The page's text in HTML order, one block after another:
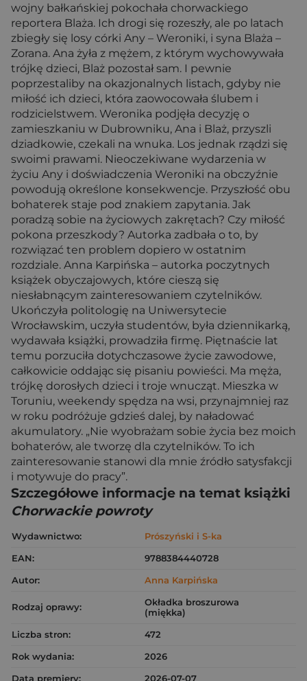
wojny bałkańskiej pokochała chorwackiego
reportera Blaża. Ich drogi się rozeszły, ale po latach
zbiegły się losy córki Any – Weroniki, i syna Blaża –
Zorana. Ana żyła z mężem, z którym wychowywała
trójkę dzieci, Blaż pozostał sam. I pewnie
poprzestaliby na okazjonalnych listach, gdyby nie
miłość ich dzieci, która zaowocowała ślubem i
rodzicielstwem. Weronika podjęła decyzję o
zamieszkaniu w Dubrowniku, Ana i Blaż, przyszli
dziadkowie, czekali na wnuka. Los jednak rządzi się
swoimi prawami. Nieoczekiwane wydarzenia w
życiu Any i doświadczenia Weroniki na obczyźnie
powodują określone konsekwencje. Przyszłość obu
bohaterek staje pod znakiem zapytania. Jak
poradzą sobie na życiowych zakrętach? Czy miłość
pokona przeszkody? Autorka zadbała o to, by
rozwiązać ten problem dopiero w ostatnim
rozdziale. Anna Karpińska – autorka poczytnych
książek obyczajowych, które cieszą się
niesłabnącym zainteresowaniem czytelników.
Ukończyła politologię na Uniwersytecie
Wrocławskim, uczyła studentów, była dziennikarką,
wydawała książki, prowadziła firmę. Piętnaście lat
temu porzuciła dotychczasowe życie zawodowe,
całkowicie oddając się pisaniu powieści. Ma męża,
trójkę dorosłych dzieci i troje wnucząt. Mieszka w
Toruniu, weekendy spędza na wsi, przynajmniej raz
w roku podróżuje gdzieś dalej, by naładować
akumulatory. „Nie wyobrażam sobie życia bez moich
bohaterów, ale tworzę dla czytelników. To ich
zainteresowanie stanowi dla mnie źródło satysfakcji
i motywuje do pracy”.
Szczegółowe informacje na temat książki
Chorwackie powroty
Wydawnictwo:
Prószyński i S-ka
EAN:
9788384440728
Autor:
Anna Karpińska
Rodzaj oprawy:
Okładka broszurowa
(miękka)
Liczba stron:
472
Rok wydania:
2026
Data premiery:
2026-07-07